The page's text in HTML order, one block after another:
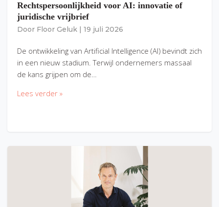
Rechtspersoonlijkheid voor AI: innovatie of
juridische vrijbrief
Door Floor Geluk 19 juli 2026
De ontwikkeling van Artificial Intelligence (AI) bevindt zich
in een nieuw stadium. Terwijl ondernemers massaal
de kans grijpen om de…
Lees verder »